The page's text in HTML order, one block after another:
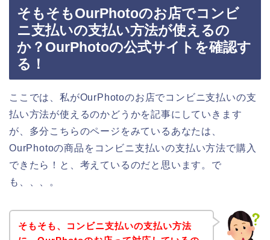
そもそもOurPhotoのお店でコンビ
ニ支払いの支払い方法が使えるの
か？OurPhotoの公式サイトを確認す
る！
ここでは、私がOurPhotoのお店でコンビニ支払いの支
払い方法が使えるのかどうかを記事にしていきます
が、多分こちらのページをみているあなたは、
OurPhotoの商品をコンビニ支払いの支払い方法で購入
できたら！と、考えているのだと思います。で
も、、、。
そもそも、コンビニ支払いの支払い方法